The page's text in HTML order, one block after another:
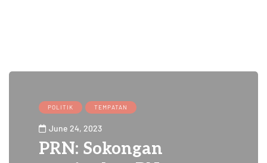
POLITIK TEMPATAN
June 24, 2023
PRN: Sokongan